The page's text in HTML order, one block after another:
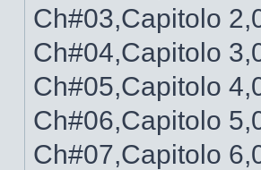
Ch#03,Capitolo
Ch#04,Capitolo
Ch#05,Capitolo
Ch#06,Capitolo
Ch#07,Capitolo